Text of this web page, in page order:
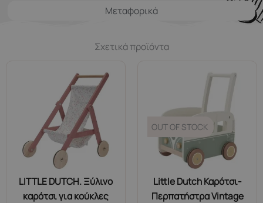
Μεταφορικά
Σχετικά προϊόντα
LITTLE DUTCH. Ξύλινο
καρότσι για κούκλες
Little Dutch Καρότσι-
Περπατήστρα Vintage
OUT OF STOCK